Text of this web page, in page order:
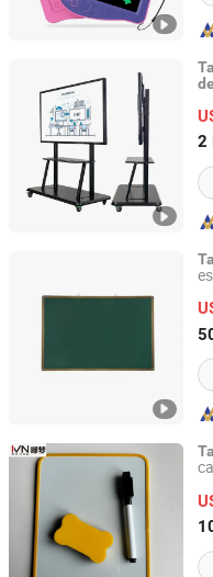
de
2
Guangzhou Yichuang
Guangdong, China
GOOD SELLER CO., LTD
Zhejiang, China
an Hui Fan Sen
Anhui, China